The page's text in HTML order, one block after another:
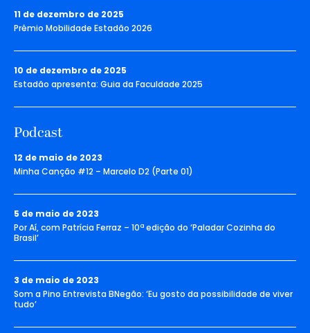
11 de dezembro de 2025
Prêmio Mobilidade Estadão 2026
10 de dezembro de 2025
Estadão apresenta: Guia da Faculdade 2025
Podcast
12 de maio de 2023
Minha Canção #12 – Marcelo D2 (Parte 01)
5 de maio de 2023
Por Aí, com Patrícia Ferraz – 10ª edição do ‘Paladar Cozinha do
Brasil’
3 de maio de 2023
Som a Pino Entrevista BNegão: ‘Eu gosto da possibilidade de viver
tudo’